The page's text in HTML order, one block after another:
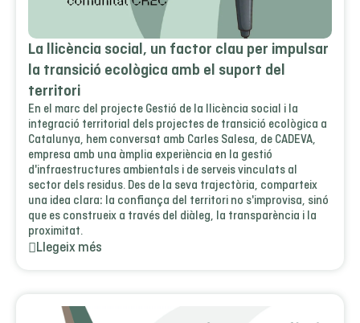
La llicència social, un factor clau per impulsar
la transició ecològica amb el suport del
territori
En el marc del projecte Gestió de la llicència social i la
integració territorial dels projectes de transició ecològica a
Catalunya, hem conversat amb Carles Salesa, de CADEVA,
empresa amb una àmplia experiència en la gestió
d'infraestructures ambientals i de serveis vinculats al
sector dels residus. Des de la seva trajectòria, comparteix
una idea clara: la confiança del territori no s'improvisa, sinó
que es construeix a través del diàleg, la transparència i la
proximitat.
Llegeix més